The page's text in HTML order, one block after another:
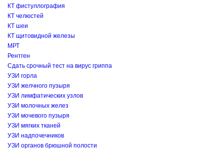
КТ фистуллография
КТ челюстей
КТ шеи
КТ щитовидной железы
МРТ
Рентген
Сдать срочный тест на вирус гриппа
УЗИ горла
УЗИ желчного пузыря
УЗИ лимфатических узлов
УЗИ молочных желез
УЗИ мочевого пузыря
УЗИ мягких тканей
УЗИ надпочечников
УЗИ органов брюшной полости